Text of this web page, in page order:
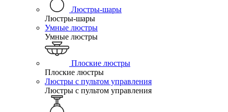
Люстры-шары
Люстры-шары
Умные люстры
Умные люстры
Плоские люстры
Плоские люстры
Люстры с пультом управления
Люстры с пультом управления